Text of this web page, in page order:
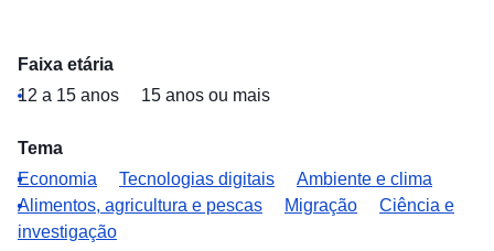
Faixa etária
12 a 15 anos
15 anos ou mais
Tema
Economia
Tecnologias digitais
Ambiente e clima
Alimentos, agricultura e pescas
Migração
Ciência e
investigação